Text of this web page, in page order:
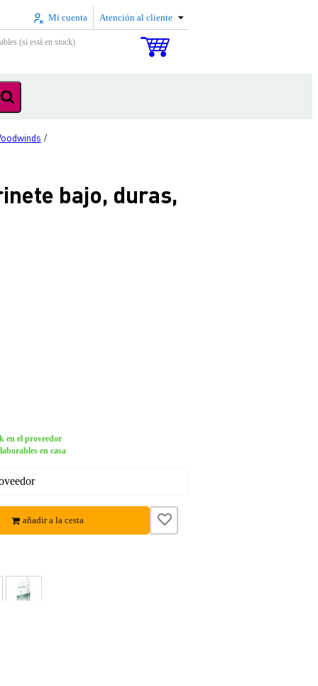
Mi cuenta Atención al cliente
(si está en stock)
/
bajo, duras,
en el proveedor
en casa
añadir a la cesta